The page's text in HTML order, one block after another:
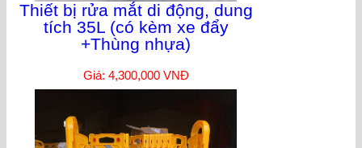
Thiết bị rửa mắt di động, dung
tích 35L (có kèm xe đẩy
+Thùng nhựa)
Giá: 4,300,000 VNĐ